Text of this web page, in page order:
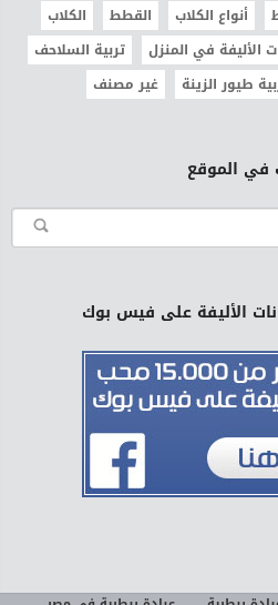
أنواع الكلاب القطط
الكلاب
الأليفة في المنزل
تربية السلاحف
طيور الزينة غير مصنف
في الموقع
الأليفة على فيس بوك